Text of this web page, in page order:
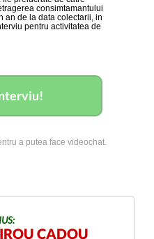
consimtamantului
an de la data colectarii, in
pentru activitatea de
a putea face videochat.
CADOU